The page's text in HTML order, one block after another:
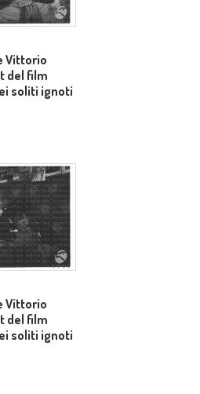
Vittorio
del film
soliti ignoti
Vittorio
del film
soliti ignoti